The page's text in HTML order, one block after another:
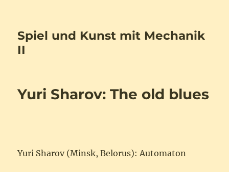
Spiel und Kunst mit Mechanik
II
Yuri Sharov: The old blues
Yuri Sharov (Minsk, Belorus): Automaton